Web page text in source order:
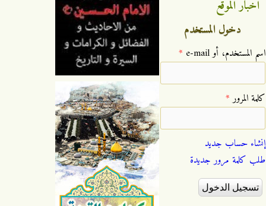
اخبار الموقع
دخول المستخدم
‏اسم المستخدم، أو e-mail ‏ *
‏كلمة المرور ‏*
إنشاء حساب جديد
طلب كلمة مرور جديدة